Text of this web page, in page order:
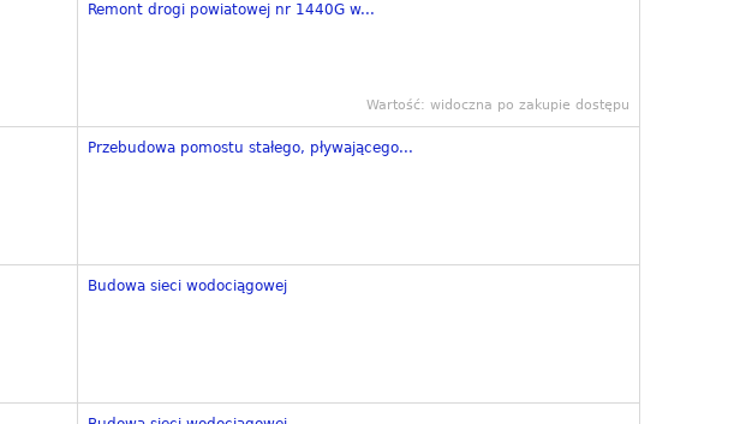
Remont drogi powiatowej nr 1440G w...
Wartość: widoczna po zakupie dostępu
Przebudowa pomostu stałego, pływającego...
Budowa sieci wodociągowej